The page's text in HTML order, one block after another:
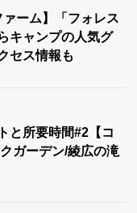
ーム】「フォレス
キャンプの人気グ
セス情報も
と所要時間#2【コ
ガーデン/綾広の滝